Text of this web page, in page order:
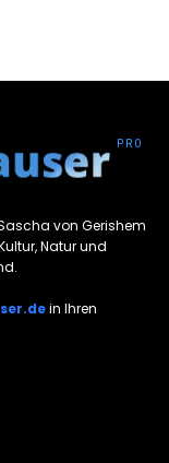
von Gerishem
Natur und
in Ihren